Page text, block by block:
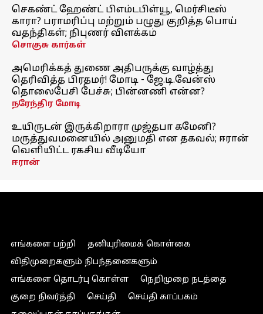
செகண்ட் ஹேண்ட் பிஎம்டபிள்யூ, மெர்சிடீஸ்
காரா? பராமரிப்பு மற்றும் பழுது குறித்த பொய்
வதந்திகள்; நிபுணர் விளக்கம்
சொகுசு கார்கள்
அமெரிக்கத் துணை அதிபருக்கு வாழ்த்து
தெரிவித்த பிரதமர்! மோடி - ஜே.டி.வேன்ஸ்
தொலைபேசி பேச்சு; பின்னணி என்ன?
நரேந்திர மோடி
உயிருடன் இருக்கிறாரா முஜ்தபா கமேனி?
மருத்துவமனையில் அனுமதி என தகவல்; ஈரான்
வெளியிட்ட ரகசிய வீடியோ
ஈரான்
எங்களை பற்றி
தனியுரிமைக் கொள்கை
விதிமுறைகளும் நிபந்தனைகளும்
எங்களை தொடர்பு கொள்ள
நெறிமுறை நடத்தை
குறை நிவர்த்தி
செய்தி
செய்தி காப்பகம்